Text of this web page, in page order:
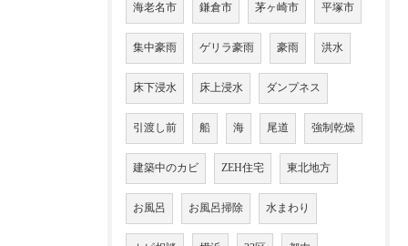
海老名市 鎌倉市 茅ヶ崎市 平塚市
集中豪雨 ゲリラ豪雨 豪雨 洪水
床下浸水 床上浸水 ダンプネス
引渡し前 船 海 尾道 強制乾燥
建築中のカビ ZEH住宅 東北地方
お風呂 お風呂掃除 水まわり